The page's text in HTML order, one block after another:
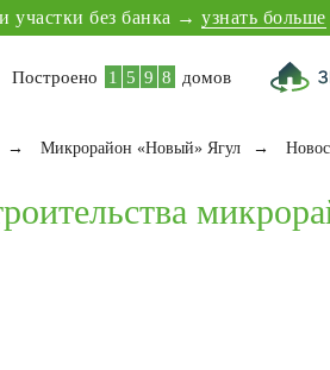
участки без банка → узнать больше
без банка →узнать больше
9
1
2
3
5
7
9
6
8
домов
Построено
→ Микрорайон «Новый» Ягул →